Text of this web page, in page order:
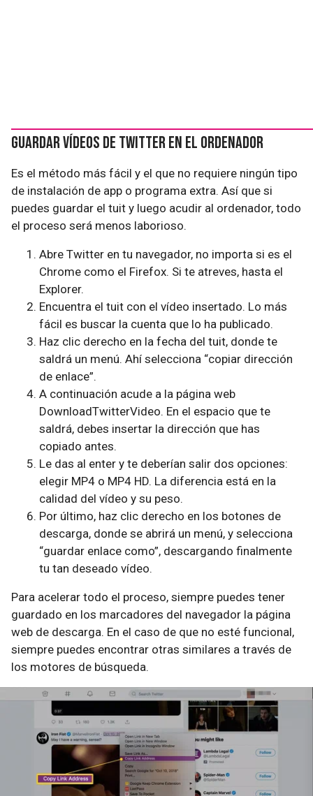
Guardar vídeos de Twitter en el ordenador
Es el método más fácil y el que no requiere ningún tipo
de instalación de app o programa extra. Así que si
puedes guardar el tuit y luego acudir al ordenador, todo
el proceso será menos laborioso.
Abre Twitter en tu navegador, no importa si es el
Chrome como el Firefox. Si te atreves, hasta el
Explorer.
Encuentra el tuit con el vídeo insertado. Lo más
fácil es buscar la cuenta que lo ha publicado.
Haz clic derecho en la fecha del tuit, donde te
saldrá un menú. Ahí selecciona “copiar dirección
de enlace”.
A continuación acude a la página web
DownloadTwitterVideo. En el espacio que te
saldrá, debes insertar la dirección que has
copiado antes.
Le das al enter y te deberían salir dos opciones:
elegir MP4 o MP4 HD. La diferencia está en la
calidad del vídeo y su peso.
Por último, haz clic derecho en los botones de
descarga, donde se abrirá un menú, y selecciona
“guardar enlace como”, descargando finalmente
tu tan deseado vídeo.
Para acelerar todo el proceso, siempre puedes tener
guardado en los marcadores del navegador la página
web de descarga. En el caso de que no esté funcional,
siempre puedes encontrar otras similares a través de
los motores de búsqueda.